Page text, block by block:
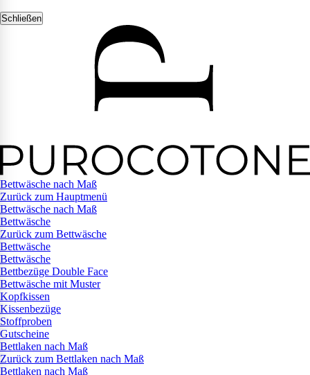
Schließen
Bettwäsche nach Maß
Zurück zum Hauptmenü
Bettwäsche nach Maß
Bettwäsche
Zurück zum Bettwäsche
Bettwäsche
Bettwäsche
Bettbezüge Double Face
Bettwäsche mit Muster
Kopfkissen
Kissenbezüge
Stoffproben
Gutscheine
Bettlaken nach Maß
Zurück zum Bettlaken nach Maß
Bettlaken nach Maß